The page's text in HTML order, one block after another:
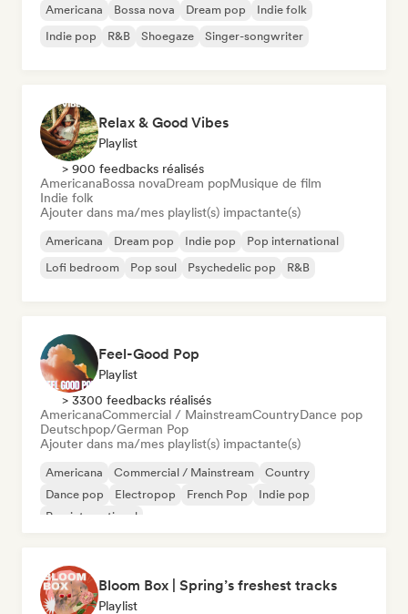
Americana Bossa nova Dream pop
Indie folk
Indie pop
R&B Shoegaze Singer-songwriter
Relax & Good Vibes
Playlist
> 900 feedbacks réalisés
AmericanaBossa novaDream popMusique de film
Indie folk
Ajouter dans ma/mes playlist(s) impactante(s)
Americana Dream pop Indie pop
Pop international
Lofi bedroom
Pop soul Psychedelic pop R&B
Feel-Good Pop
Playlist
> 3300 feedbacks réalisés
AmericanaCommercial / MainstreamCountryDance pop
Deutschpop/German Pop
Ajouter dans ma/mes playlist(s) impactante(s)
Americana Commercial / Mainstream
Country
Dance pop
Electropop French Pop
Indie pop
Pop international
Bloom Box | Spring’s freshest tracks
Playlist